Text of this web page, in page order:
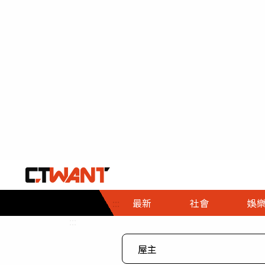
::: 最新 社會
社會首頁
時事
娛樂
娛樂首頁
即時
專題
財經首頁
熱線
３Ｃ
政